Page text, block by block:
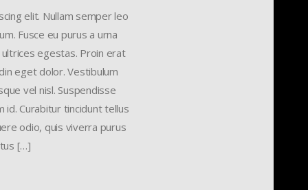
elit. Nullam semper leo
Fusce eu purus a urna
ultrices egestas. Proin erat
eget dolor. Vestibulum
vel nisl. Suspendisse
Curabitur tincidunt tellus
odio, quis viverra purus
[…]